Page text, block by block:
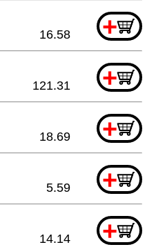
+
16.58
+
121.31
+
18.69
+
5.59
+
14.14